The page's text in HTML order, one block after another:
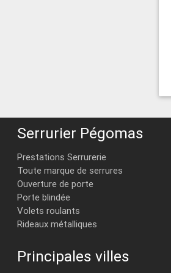
Serrurier Pégomas
Prestations Serrurerie
Toute marque de serrures
Ouverture de porte
Porte blindée
Volets roulants
Rideaux métalliques
Principales villes